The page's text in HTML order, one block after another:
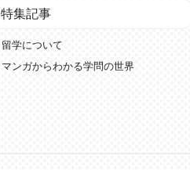
特集記事
留学について
マンガからわかる学問の世界